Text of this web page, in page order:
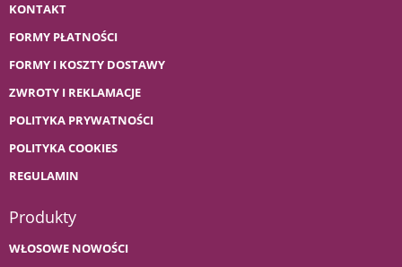
KONTAKT
FORMY PŁATNOŚCI
FORMY I KOSZTY DOSTAWY
ZWROTY I REKLAMACJE
POLITYKA PRYWATNOŚCI
POLITYKA COOKIES
REGULAMIN
Produkty
WŁOSOWE NOWOŚCI